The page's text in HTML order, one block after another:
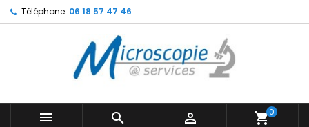
Téléphone: 06 18 57 47 46
   shopping_cart0